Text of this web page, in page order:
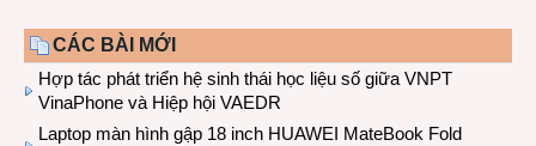
CÁC BÀI MỚI
Hợp tác phát triển hệ sinh thái học liệu số giữa VNPT
VinaPhone và Hiệp hội VAEDR
Laptop màn hình gập 18 inch HUAWEI MateBook Fold